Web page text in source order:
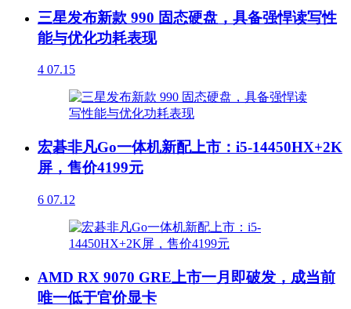
三星发布新款 990 固态硬盘，具备强悍读写性
能与优化功耗表现
4 07.15
宏碁非凡Go一体机新配上市：i5-14450HX+2K
屏，售价4199元
6 07.12
AMD RX 9070 GRE上市一月即破发，成当前
唯一低于官价显卡